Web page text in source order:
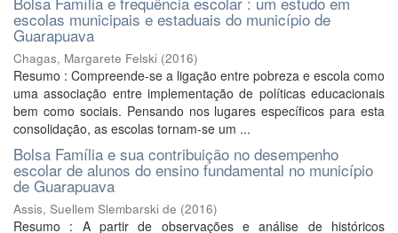
escolas municipais e estaduais do município de
Guarapuava
Chagas, Margarete Felski (2016)
Resumo : Compreende-se a ligação entre pobreza e escola como
uma associação entre implementação de políticas educacionais
bem como sociais. Pensando nos lugares específicos para esta
consolidação, as escolas tornam-se um ...
Bolsa Família e sua contribuição no desempenho
escolar de alunos do ensino fundamental no município
de Guarapuava
Assis, Suellem Slembarski de (2016)
Resumo : A partir de observações e análise de históricos